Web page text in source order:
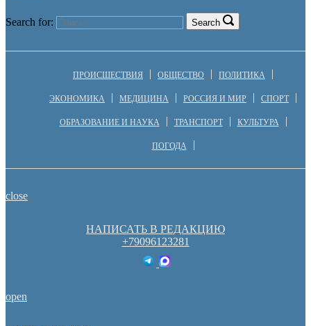
Search for: Search
ПРОИСШЕСТВИЯ ОБЩЕСТВО ПОЛИТИКА
ЭКОНОМИКА МЕДИЦИНА РОССИЯ И МИР СПОРТ
ОБРАЗОВАНИЕ И НАУКА ТРАНСПОРТ КУЛЬТУРА
ПОГОДА
close
НАПИСАТЬ В РЕДАКЦИЮ
+79096123281
open